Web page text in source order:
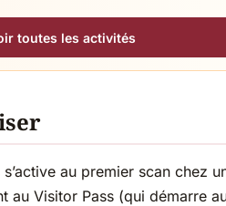
toutes les activités
au premier scan chez
au Visitor Pass (qui démarre